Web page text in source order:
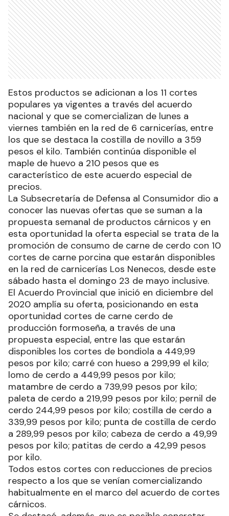
Estos productos se adicionan a los 11 cortes
populares ya vigentes a través del acuerdo
nacional y que se comercializan de lunes a
viernes también en la red de 6 carnicerías, entre
los que se destaca la costilla de novillo a 359
pesos el kilo. También continúa disponible el
maple de huevo a 210 pesos que es
característico de este acuerdo especial de
precios.
La Subsecretaría de Defensa al Consumidor dio a
conocer las nuevas ofertas que se suman a la
propuesta semanal de productos cárnicos y en
esta oportunidad la oferta especial se trata de la
promoción de consumo de carne de cerdo con 10
cortes de carne porcina que estarán disponibles
en la red de carnicerías Los Nenecos, desde este
sábado hasta el domingo 23 de mayo inclusive.
El Acuerdo Provincial que inició en diciembre del
2020 amplía su oferta, posicionando en esta
oportunidad cortes de carne cerdo de
producción formoseña, a través de una
propuesta especial, entre las que estarán
disponibles los cortes de bondiola a 449,99
pesos por kilo; carré con hueso a 299,99 el kilo;
lomo de cerdo a 449,99 pesos por kilo;
matambre de cerdo a 739,99 pesos por kilo;
paleta de cerdo a 219,99 pesos por kilo; pernil de
cerdo 244,99 pesos por kilo; costilla de cerdo a
339,99 pesos por kilo; punta de costilla de cerdo
a 289,99 pesos por kilo; cabeza de cerdo a 49,99
pesos por kilo; patitas de cerdo a 42,99 pesos
por kilo.
Todos estos cortes con reducciones de precios
respecto a los que se venían comercializando
habitualmente en el marco del acuerdo de cortes
cárnicos.